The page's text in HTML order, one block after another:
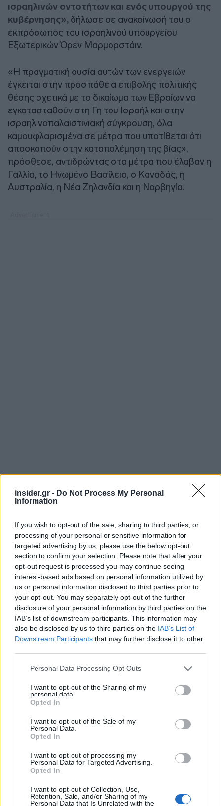
insider.gr - Do Not Process My Personal
Information
If you wish to opt-out of the sale, sharing to third parties, or
processing of your personal or sensitive information for
targeted advertising by us, please use the below opt-out
section to confirm your selection. Please note that after your
opt-out request is processed you may continue seeing
interest-based ads based on personal information utilized by
us or personal information disclosed to third parties prior to
your opt-out. You may separately opt-out of the further
disclosure of your personal information by third parties on the
IAB’s list of downstream participants. This information may
also be disclosed by us to third parties on the IAB’s List of
Downstream Participants that may further disclose it to other
Please note that this website/app uses one or more Google
not limited to your visit or usage behaviour. You may click to
grant or deny consent to Google and its third-party tags to
use your data for below specified purposes in below Google
consent section.
Personal Data Processing Opt Outs
I want to opt-out of the Sharing of my
personal data.
Opted In
I want to opt-out of the Sale of my
Personal Data.
Opted In
I want to opt-out of processing my
Personal Data for Targeted Advertising.
Opted In
I want to opt-out of Collection, Use,
Retention, Sale, and/or Sharing of my
Personal Data that Is Unrelated with the
ισραηλινών οντοτήτων και ενός υπουργού της
κυβέρνησης», δήλωσε σε ανακοίνωσή του ο
εκπρόσωπος του ισραηλινού υπουργείου
Εξωτερικών Όρεν Μαρμορστάιν.
«Η πραγματική ουσία αυτών των ενεργειών
έγκειται στην προσπάθεια επιβολής πολιτικής
θέσης σχετικά με το δικαίωμα των Εβραίων να
εγκατασταθούν στη Γη του Ισραήλ και στην
ισραηλινοπαλαιστινιακή σύγκρουση, όλα
καμουφλαρισμένα σε μέτρα που υποτίθεται ότι
αποσκοπούν στην καταπολέμηση της βίας»,
πρόσθεσε, αντιδρώντας στα μέτρα που έλαβαν η
Γαλλία, το Ηνωμένο Βασίλειο, ο Καναδάς, η
Αυστραλία, η Νέα Ζηλανδία και η Νορβηγία.
Πηγή: ΑΠΕ-ΜΠΕ
Ακολουθήστε τοinsider.gr στο Google Newsκαι μάθετε
πρώτοι όλες τις ειδήσειςαπό την Ελλάδα και τον κόσμο.
Διαβάζονται αυτή τη στιγμή
στοιχηματικές - Ποιος επισκέφθηκε τα
πυρόπληκτα ζωάκια - Το μισογεμάτο ποτήρι